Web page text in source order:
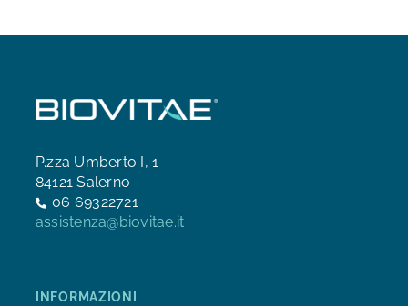
P.zza Umberto I, 1
84121 Salerno
06 69322721
assistenza@biovitae.it
INFORMAZIONI